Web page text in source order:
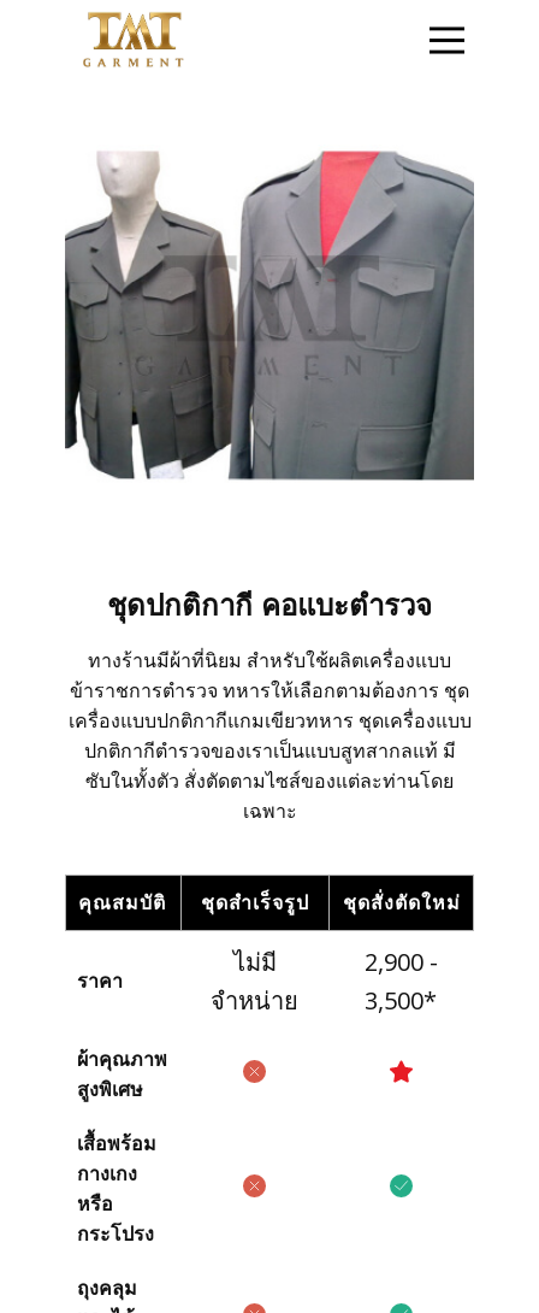
ติดต่อสอบถาม
สินค้าชุดข้าราชการ
สินค้าเสื้อสูท
โปรโมชั่น
วิธีการสั่งซื้อสินค้า
สั่งตัดชุดสูทออนไลน์
บริการให้เช่าชุดสูท
บริการแก้ไขชุดสูท
ลูกค้าที่ใช้บริการกับเรา
บทความแนะนำ
ตัวอย่างเสื้อสูทและเนื้อผ้า
ตัวอย่างเสื้อสูทตามโทนสี
ตัวอย่างเสื้อสูทตามรูปแบบ
ชุดปกติกากี คอแบะตำรวจ
ทางร้านมีผ้าที่นิยม สำหรับใช้ผลิตเครื่องแบบ
ข้าราชการตำรวจ ทหารให้เลือกตามต้องการ ชุด
เครื่องแบบปกติกากีแกมเขียวทหาร ชุดเครื่องแบบ
ปกติกากีตำรวจของเราเป็นแบบสูทสากลแท้ มี
ซับในทั้งตัว สั่งตัดตามไซส์ของแต่ละท่านโดย
เฉพาะ
คุณสมบัติ ชุดสำเร็จรูป ชุดสั่งตัดใหม่
ราคา
ไม่มี
จำหน่าย
2,900 -
3,500*
ผ้าคุณภาพ
สูงพิเศษ
เสื้อพร้อม
กางเกง
หรือ
กระโปรง
ถุงคลุม